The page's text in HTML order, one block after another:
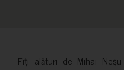
Fiți alături de Mihai